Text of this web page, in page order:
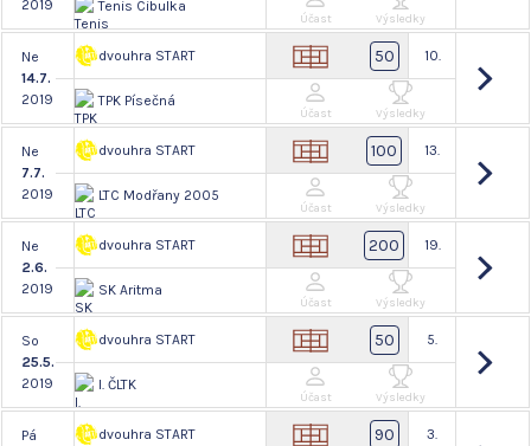
2019 Tenis Cibulka
Účast Výsledky
Ne
14.7.
2019
dvouhra START
TPK Písečná
50 10.
Účast Výsledky
Ne
7.7.
2019
dvouhra START
LTC Modřany 2005
100 13.
Účast Výsledky
Ne
2.6.
2019
dvouhra START
SK Aritma
200 19.
Účast Výsledky
So
25.5.
2019
dvouhra START
I. ČLTK
50 5.
Účast Výsledky
Pá
dvouhra START 90 3.